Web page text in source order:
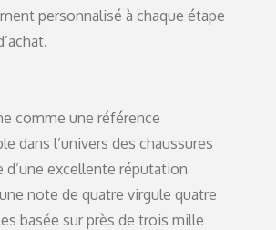
personnalisé à chaque étape
comme une référence
dans l’univers des chaussures
excellente réputation
note de quatre virgule quatre
basée sur près de trois mille